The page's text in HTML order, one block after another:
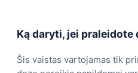
Ką daryti, jei praleidote
Šis vaistas vartojamas tik